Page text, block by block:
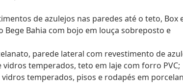
de azulejos nas paredes até o teto, Box
Bahia com bojo em louça sobreposto e
parede lateral com revestimento de
temperados, teto em laje com forro PVC;
temperados, pisos e rodapés em